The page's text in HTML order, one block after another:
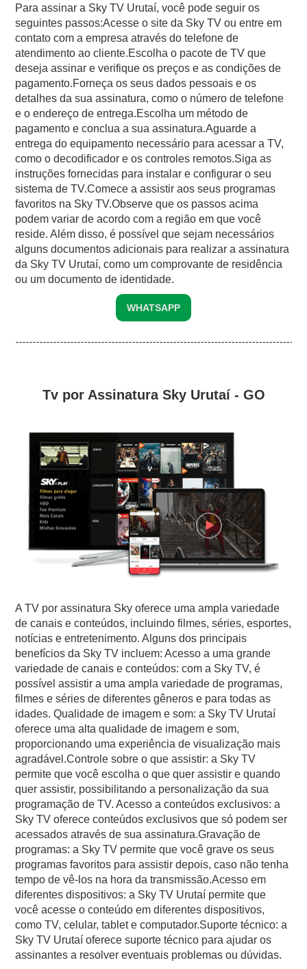
Para assinar a Sky TV Urutaí, você pode seguir os
seguintes passos:Acesse o site da Sky TV ou entre em
contato com a empresa através do telefone de
atendimento ao cliente.Escolha o pacote de TV que
deseja assinar e verifique os preços e as condições de
pagamento.Forneça os seus dados pessoais e os
detalhes da sua assinatura, como o número de telefone
e o endereço de entrega.Escolha um método de
pagamento e conclua a sua assinatura.Aguarde a
entrega do equipamento necessário para acessar a TV,
como o decodificador e os controles remotos.Siga as
instruções fornecidas para instalar e configurar o seu
sistema de TV.Comece a assistir aos seus programas
favoritos na Sky TV.Observe que os passos acima
podem variar de acordo com a região em que você
reside. Além disso, é possível que sejam necessários
alguns documentos adicionais para realizar a assinatura
da Sky TV Urutaí, como um comprovante de residência
ou um documento de identidade.
WHATSAPP
Tv por Assinatura Sky Urutaí - GO
A TV por assinatura Sky oferece uma ampla variedade
de canais e conteúdos, incluindo filmes, séries, esportes,
notícias e entretenimento. Alguns dos principais
benefícios da Sky TV incluem: Acesso a uma grande
variedade de canais e conteúdos: com a Sky TV, é
possível assistir a uma ampla variedade de programas,
filmes e séries de diferentes gêneros e para todas as
idades. Qualidade de imagem e som: a Sky TV Urutaí
oferece uma alta qualidade de imagem e som,
proporcionando uma experiência de visualização mais
agradável.Controle sobre o que assistir: a Sky TV
permite que você escolha o que quer assistir e quando
quer assistir, possibilitando a personalização da sua
programação de TV. Acesso a conteúdos exclusivos: a
Sky TV oferece conteúdos exclusivos que só podem ser
acessados através de sua assinatura.Gravação de
programas: a Sky TV permite que você grave os seus
programas favoritos para assistir depois, caso não tenha
tempo de vê-los na hora da transmissão.Acesso em
diferentes dispositivos: a Sky TV Urutaí permite que
você acesse o conteúdo em diferentes dispositivos,
como TV, celular, tablet e computador.Suporte técnico: a
Sky TV Urutaí oferece suporte técnico para ajudar os
assinantes a resolver eventuais problemas ou dúvidas.